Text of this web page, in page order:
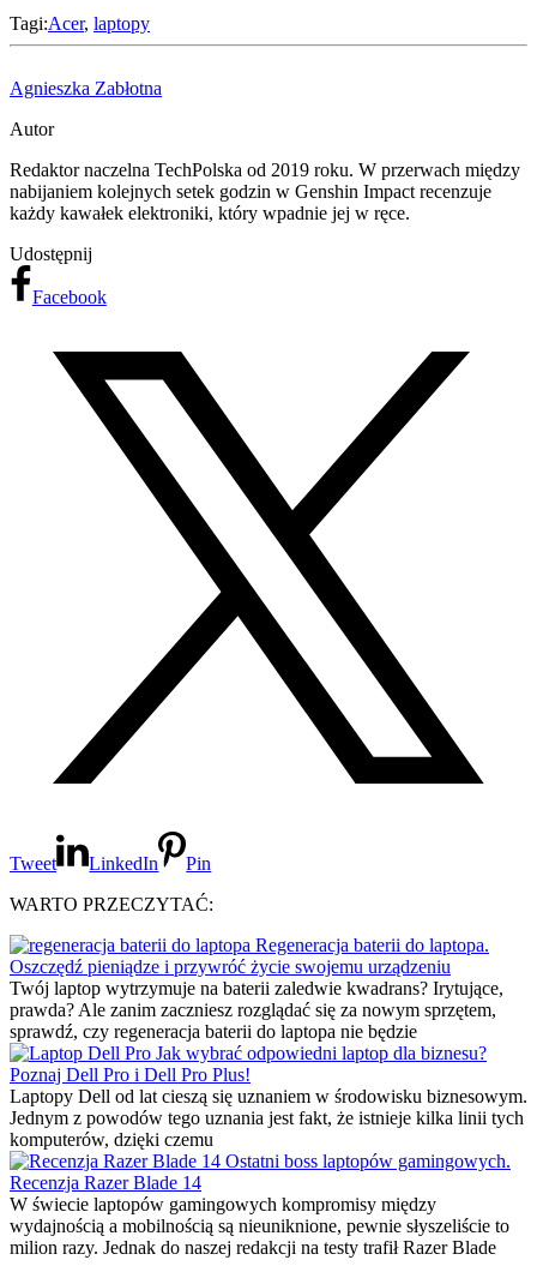
Tagi:Acer, laptopy
Agnieszka Zabłotna
Autor
Redaktor naczelna TechPolska od 2019 roku. W przerwach między
nabijaniem kolejnych setek godzin w Genshin Impact recenzuje
każdy kawałek elektroniki, który wpadnie jej w ręce.
Udostępnij
Facebook
Tweet LinkedIn
Pin
WARTO PRZECZYTAĆ:
Regeneracja baterii do laptopa.
Oszczędź pieniądze i przywróć życie swojemu urządzeniu
Twój laptop wytrzymuje na baterii zaledwie kwadrans? Irytujące,
prawda? Ale zanim zaczniesz rozglądać się za nowym sprzętem,
sprawdź, czy regeneracja baterii do laptopa nie będzie
Jak wybrać odpowiedni laptop dla biznesu?
Poznaj Dell Pro i Dell Pro Plus!
Laptopy Dell od lat cieszą się uznaniem w środowisku biznesowym.
Jednym z powodów tego uznania jest fakt, że istnieje kilka linii tych
komputerów, dzięki czemu
Ostatni boss laptopów gamingowych.
Recenzja Razer Blade 14
W świecie laptopów gamingowych kompromisy między
wydajnością a mobilnością są nieuniknione, pewnie słyszeliście to
milion razy. Jednak do naszej redakcji na testy trafił Razer Blade